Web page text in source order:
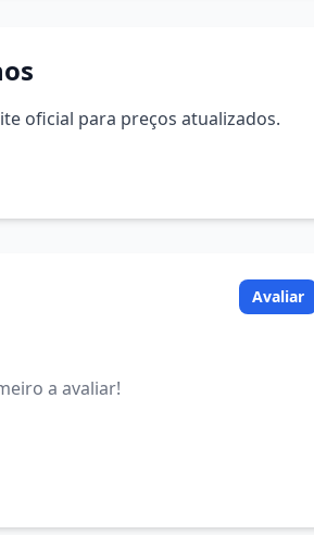
oficial para preços atualizados.
Avaliar
a avaliar!